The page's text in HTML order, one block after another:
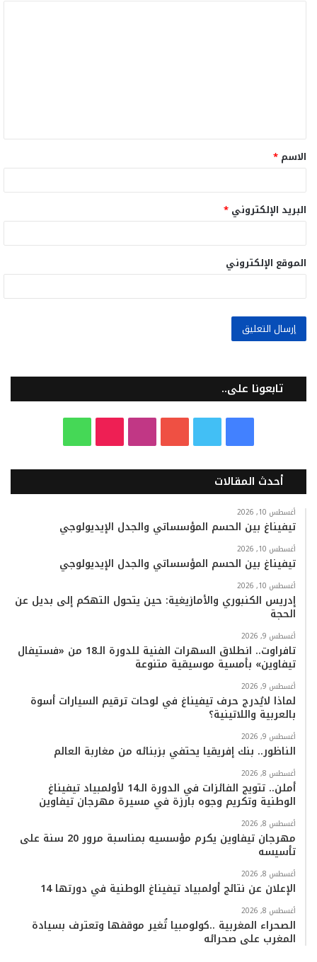
ق
*
الاسم *
البريد الإلكتروني *
الموقع الإلكتروني
تابعونا على..
س
ك
ي
ت
ي
ب
س
ر
ا
k
k
ت
ب
أحدث المقالات
أغسطس 10, 2026
تيفيناغ بين الحسم المؤسساتي والجدل الإيديولوجي
أغسطس 10, 2026
تيفيناغ بين الحسم المؤسساتي والجدل الإيديولوجي
أغسطس 10, 2026
إدريس الكنبوري والأمازيغية: حين يتحول التهكم إلى بديل عن
الحجة
أغسطس 9, 2026
تافراوت.. انطلاق السهرات الفنية للدورة الـ18 من «فستيفال
تيفاوين» بأمسية موسيقية متنوعة
أغسطس 9, 2026
لماذا لايُدرج حرف تيفيناغ في لوحات ترقيم السيارات أسوة
بالعربية واللاتينية؟
أغسطس 9, 2026
الناظور.. بنك إفريقيا يحتفي بزبنائه من مغاربة العالم
أغسطس 8, 2026
أملن.. تتويج الفائزات في الدورة الـ14 لأولمبياد تيفيناغ
الوطنية وتكريم وجوه بارزة في مسيرة مهرجان تيفاوين
أغسطس 8, 2026
مهرجان تيفاوين يكرم مؤسسيه بمناسبة مرور 20 سنة على
تأسيسه
أغسطس 8, 2026
الإعلان عن نتائج أولمبياد تيفيناغ الوطنية في دورتها 14
أغسطس 8, 2026
الصحراء المغربية ..كولومبيا تُغير موقفها وتعترف بسيادة
المغرب على صحرائه